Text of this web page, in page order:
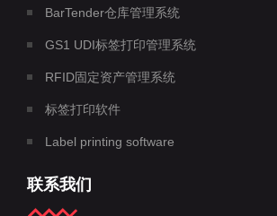
BarTender仓库管理系统
GS1 UDI标签打印管理系统
RFID固定资产管理系统
标签打印软件
Label printing software
联系我们